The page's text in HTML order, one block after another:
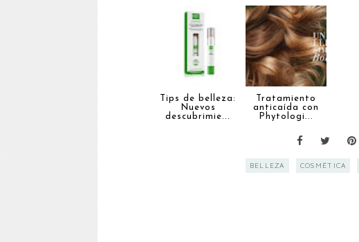
Tips de belleza:
Nuevos
descubrimie...
Tratamiento
anticaída con
Phytologi...
BELLEZA COSMÉTICA